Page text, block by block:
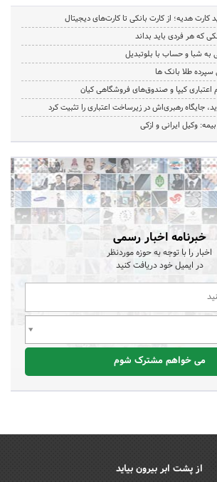
هدیه؛ از کارت بانکی تا کارت‌های دیجیتال
که هر فردی باید بداند
به شبا و حساب با بلوتبدیل
طلا بانک ها
کیپا و صندوق‌های فروشگاهی کیان
وکیل ایرانی و ازکی
خبرنامه اخبار رسمی
اخبار را با توجه به حوزه موردنظر
در ایمیل خود دریافت کنید
می خواهم مشترک شوم
از پشت ابر بیرون بیاید